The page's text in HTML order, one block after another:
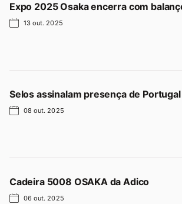
Expo 2025 Osaka encerra com
13 out. 2025
Selos assinalam presença de
08 out. 2025
Cadeira 5008 OSAKA da Adico
06 out. 2025